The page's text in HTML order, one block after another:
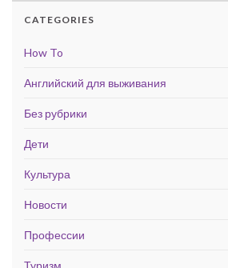
CATEGORIES
How To
Английский для выживания
Без рубрики
Дети
Культура
Новости
Профессии
Туризм